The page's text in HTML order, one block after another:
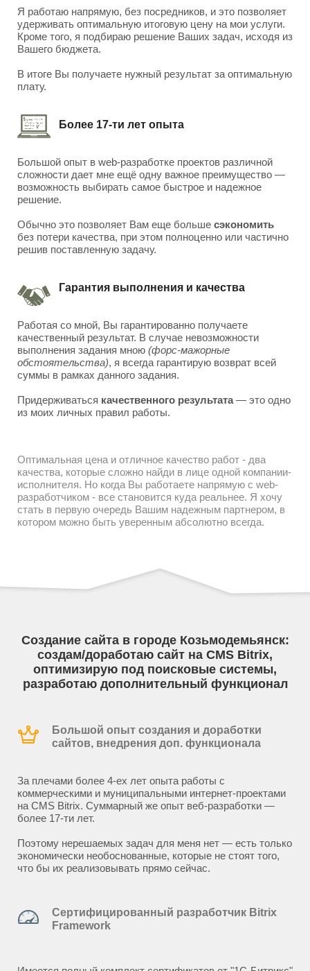
Я работаю напрямую, без посредников, и это позволяет
удерживать оптимальную итоговую цену на мои услуги.
Кроме того, я подбираю решение Ваших задач, исходя из
Вашего бюджета.
В итоге Вы получаете нужный результат за оптимальную
плату.
Более 17-ти лет опыта
Большой опыт в web-разработке проектов различной
сложности дает мне ещё одну важное преимущество —
возможность выбирать самое быстрое и надежное
решение.
Обычно это позволяет Вам еще больше сэкономить
без потери качества, при этом полноценно или частично
решив поставленную задачу.
Гарантия выполнения и качества
Работая со мной, Вы гарантированно получаете
качественный результат. В случае невозможности
выполнения задания мною (форс-мажорные
обстоятельства), я всегда гарантирую возврат всей
суммы в рамках данного задания.
Придерживаться качественного результата— это одно
из моих личных правил работы.
Оптимальная цена и отличное качество работ - два
качества, которые сложно найди в лице одной компании-
исполнителя. Но когда Вы работаете напрямую с web-
разработчиком - все становится куда реальнее. Я хочу
стать в первую очередь Вашим надежным партнером, в
котором можно быть уверенным абсолютно всегда.
Создание сайта в городе Козьмодемьянск:
создам/доработаю сайт на CMS Bitrix,
оптимизирую под поисковые системы,
разработаю дополнительный функционал
Большой опыт создания и доработки
сайтов, внедрения доп. функционала
За плечами более 4-ех лет опыта работы с
коммерческими и муниципальными интернет-проектами
на CMS Bitrix. Суммарный же опыт веб-разработки —
более 17-ти лет.
Поэтому нерешаемых задач для меня нет — есть только
экономически необоснованные, которые не стоят того,
что бы их реализовывать прямо сейчас.
Сертифицированный разработчик Bitrix
Framework